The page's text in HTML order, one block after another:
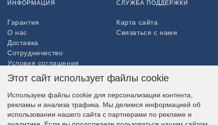
ИНФОРМАЦИЯ
Гарантия
О нас
Доставка
Сотрудничество
Условия соглашения
Возврат товара
СЛУЖБА ПОДДЕРЖКИ
Карта сайта
Связаться с нами
Партнёры
НАШ МАГАЗИН В СОЦСЕТЯХ
Этот сайт использует файлы cookie
Используем файлы cookie для персонализации контента,
рекламы и анализа трафика. Мы делимся информацией об
использовании нашего сайта с партнерами по рекламе и